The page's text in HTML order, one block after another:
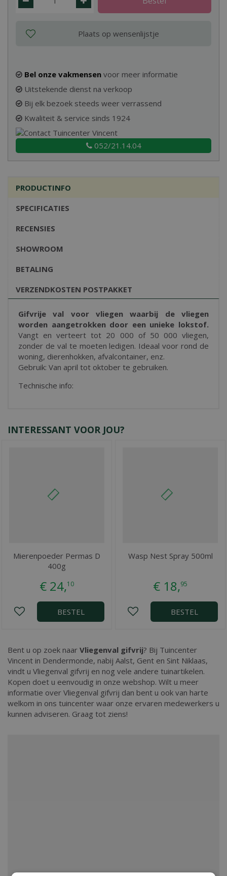
Bel onze vakmensen voor meer informatie
Uitstekende dienst na verkoop
Bij elk bezoek steeds weer verrassend
Kwaliteit & service sinds 1924
052/21.14.04
PRODUCTINFO
SPECIFICATIES
RECENSIES
SHOWROOM
BETALING
VERZENDKOSTEN POSTPAKKET
Gifvrije val voor vliegen waarbij de vliegen
worden aangetrokken door een unieke lokstof.
Vangt en verteert tot 20 000 of 50 000 vliegen,
zonder de val te moeten ledigen. Ideaal voor rond de
woning, dierenhokken, afvalcontainer, enz.
Gebruik: Van april tot oktober te gebruiken.
Technische info:
INTERESSANT VOOR JOU?
Mierenpoeder Permas D
400g
€ 24,10
BESTEL
Wasp Nest Spray 500ml
€ 18,95
BESTEL
Bent u op zoek naar Vliegenval gifvrij? Bij Tuincenter
Vincent in Dendermonde, nabij Aalst, Gent en Sint Niklaas,
vindt u Vliegenval gifvrij en nog vele andere tuinartikelen.
Kopen doet u eenvoudig in onze webshop. Wilt u meer
informatie over Vliegenval gifvrij dan bent u ook van harte
welkom in ons tuincenter waar onze ervaren medewerkers u
kunnen adviseren. Graag tot ziens!